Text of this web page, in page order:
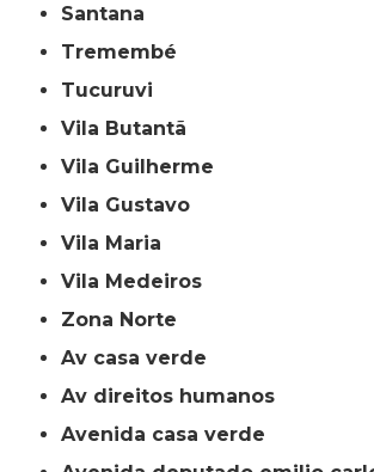
Santana
Tremembé
Tucuruvi
Vila Butantã
Vila Guilherme
Vila Gustavo
Vila Maria
Vila Medeiros
Zona Norte
av casa verde
av direitos humanos
avenida casa verde